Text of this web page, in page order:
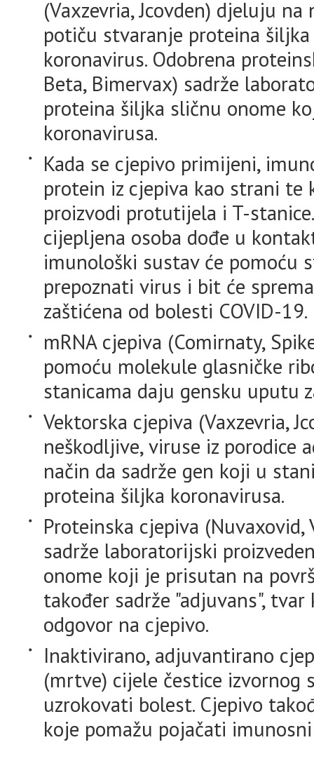
(Vaxzevria, Jcovden) djeluju
potiču stvaranje proteina
koronavirus. Odobrena
Beta, Bimervax) sadrže
proteina šiljka sličnu onome
koronavirusa.
Kada se cjepivo primijeni,
protein iz cjepiva kao strani
proizvodi protutijela i T-
cijepljena osoba dođe u
imunološki sustav će
prepoznati virus i bit će
zaštićena od bolesti COVID-19.
mRNA cjepiva (Comirnaty,
pomoću molekule glasničke
stanicama daju gensku uputu
Vektorska cjepiva (Vaxzevria,
neškodljive, viruse iz porodice
način da sadrže gen koji u
proteina šiljka koronavirusa.
Proteinska cjepiva
sadrže laboratorijski
onome koji je prisutan na
također sadrže "adjuvans",
odgovor na cjepivo.
Inaktivirano, adjuvantirano
(mrtve) cijele čestice izvornog
uzrokovati bolest. Cjepivo
koje pomažu pojačati